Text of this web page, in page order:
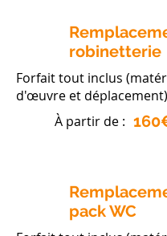
robinetterie
Forfait tout inclus
d'œuvre et
À partir de :
pack WC